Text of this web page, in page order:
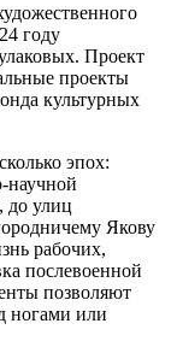
году
Проект
проекты
культурных
эпох:
научной
до улиц
Якову
рабочих,
послевоенной
позволяют
ногами или